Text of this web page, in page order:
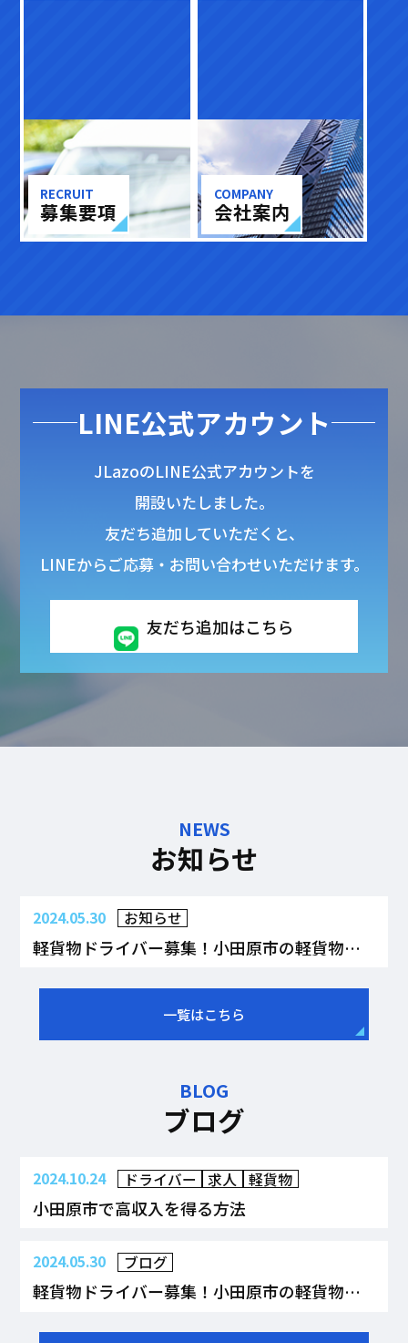
RECRUIT
募集要項
COMPANY
会社案内
LINE公式アカウント
JLazoのLINE公式アカウントを
開設いたしました。
友だち追加していただくと、
LINEからご応募・お問い合わせいただけます。
友だち追加はこちら
NEWS
お知らせ
軽貨物ドライバー募集！小田原市の軽貨物運送｜株式会社J...
2024.05.30 お知らせ
一覧はこちら
BLOG
ブログ
小田原市で高収入を得る方法
2024.10.24 ドライバー 求人 軽貨物
軽貨物ドライバー募集！小田原市の軽貨物運送｜株式会社J...
2024.05.30 ブログ